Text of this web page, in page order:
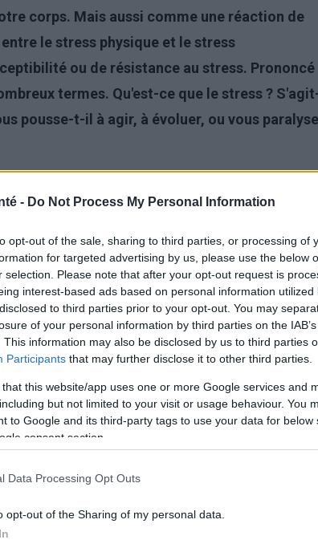
- Do Not Process My Personal Information
opt-out of the sale, sharing to third parties, or processing of
for targeted advertising by us, please use the below
selection. Please note that after your opt-out request is
interest-based ads based on personal information
to third parties prior to your opt-out. You may
of your personal information by third parties on the
This information may also be disclosed by us to third parties
Participants that may further disclose it to other third parties.
that this website/app uses one or more Google services and
but not limited to your visit or usage behaviour. You
to Google and its third-party tags to use your data for below
consent section.
Data Processing Opt Outs
opt-out of the Sharing of my personal data.
corps. Mais aussi comme une réaction de
le stress physique et le stress
ou de résistance au stress. Prononcé
termes. Qu'est-ce que le stress ?
pousse-t-il à agir, à évoluer, ou vous
? Symptômes physiques d'une réaction de
stress
mentale